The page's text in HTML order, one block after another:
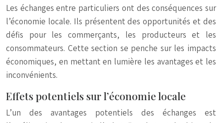
Les échanges entre particuliers ont des conséquences sur
l’économie locale. Ils présentent des opportunités et des
défis pour les commerçants, les producteurs et les
consommateurs. Cette section se penche sur les impacts
économiques, en mettant en lumière les avantages et les
inconvénients.
Effets potentiels sur l’économie locale
L’un des avantages potentiels des échanges est